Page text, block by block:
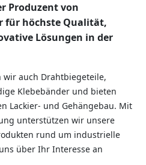
Produzent von
für höchste Qualität,
Lösungen in der
wir auch Drahtbiegeteile,
Klebebänder und bieten
Lackier- und Gehängebau. Mit
unterstützen wir unsere
rund um industrielle
über Ihr Interesse an